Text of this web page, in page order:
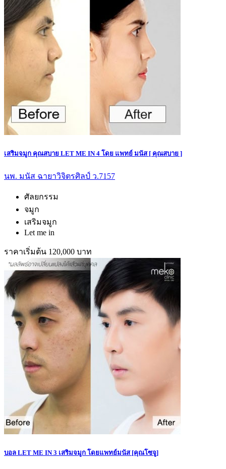
เสริมจมูก คุณสบาย LET ME IN 4 โดย แพทย์ มนัส [ คุณสบาย ]
นพ. มนัส ฉายาวิจิตรศิลป์ ว.7157
ศัลยกรรม
จมูก
เสริมจมูก
Let me in
ราคาเริ่มต้น 120,000 บาท
บอล LET ME IN 3 เสริมจมูก โดยแพทย์มนัส [คุณโซจู]